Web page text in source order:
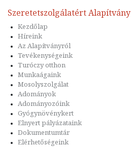
Szeretetszolgálatért Alapítvány
Kezdőlap
Híreink
Az Alapítványról
Tevékenységeink
Turóczy otthon
Munkaágaink
Mosolyszolgálat
Adományok
Adományozóink
Gyógynövénykert
Elnyert pályázataink
Dokumentumtár
Elérhetőségeink